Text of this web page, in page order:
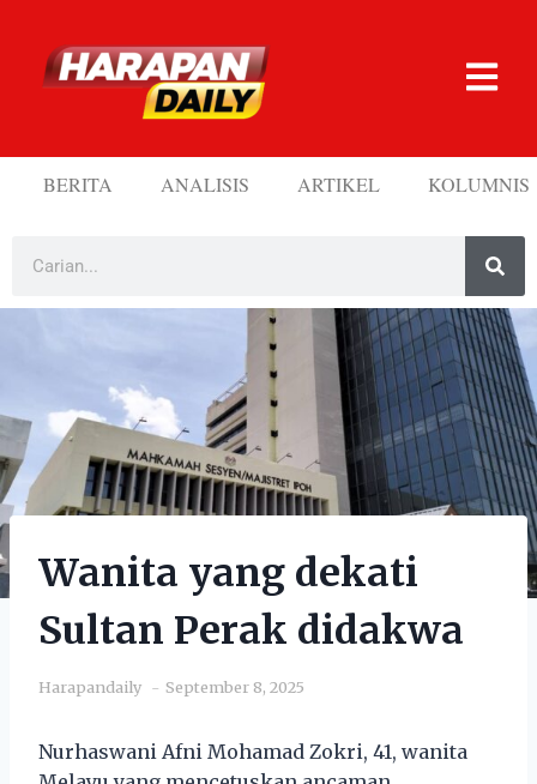
BERITA ANALISIS ARTIKEL KOLUMNIS
Wanita yang dekati
Sultan Perak didakwa
Harapandaily September 8, 2025
Nurhaswani Afni Mohamad Zokri, 41, wanita